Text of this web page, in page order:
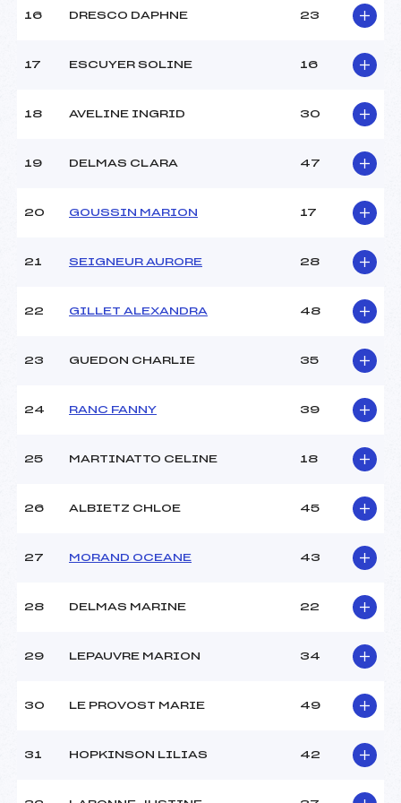
16 DRESCO DAPHNE 23
17 ESCUYER SOLINE 16
18 AVELINE INGRID 30
19 DELMAS CLARA 47
20 GOUSSIN MARION 17
21 SEIGNEUR AURORE 28
22 GILLET ALEXANDRA 48
23 GUEDON CHARLIE 35
24 RANC FANNY 39
25 MARTINATTO CELINE 18
26 ALBIETZ CHLOE 45
27 MORAND OCEANE 43
28 DELMAS MARINE 22
29 LEPAUVRE MARION 34
30 LE PROVOST MARIE 49
31 HOPKINSON LILIAS 42